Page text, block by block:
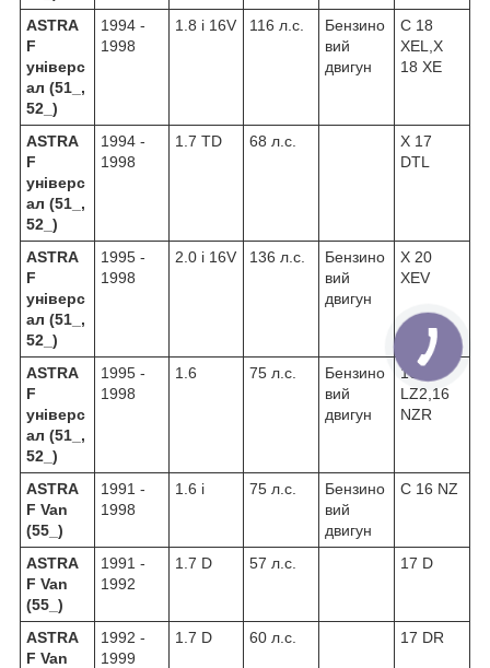
ASTRA
F
універс
ал (51_,
52_)
1994 -
1998
1.8 i 16V 116 л.с.
Бензино
вий
двигун
C 18
XEL,X
18 XE
ASTRA
F
універс
ал (51_,
52_)
1994 -
1998
1.7 TD 68 л.с.
X 17
DTL
ASTRA
F
універс
ал (51_,
52_)
1995 -
1998
2.0 i 16V 136 л.с.
Бензино
вий
двигун
X 20
XEV
ASTRA
F
універс
ал (51_,
52_)
1995 -
1998
1.6 75 л.с.
Бензино
вий
двигун
16
LZ2,16
NZR
ASTRA
F Van
(55_)
1991 -
1998
1.6 i 75 л.с.
Бензино
вий
двигун
C 16 NZ
ASTRA
F Van
(55_)
1991 -
1992
1.7 D 57 л.с. 17 D
ASTRA
F Van
1992 -
1999
1.7 D 60 л.с. 17 DR